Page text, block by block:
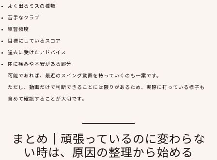
よく出るミスの種類
苦手なクラブ
練習頻度
目標にしているスコア
過去に受けたアドバイス
体に痛みや不安がある部分
可能であれば、最近のスイング動画を持っていくのも一案です。
ただし、動画だけで判断できることには限りがあるため、実際に打っている様子も
含めて確認することが大切です。
まとめ｜頑張っているのに変わらな
い時は、原因の整理から始める